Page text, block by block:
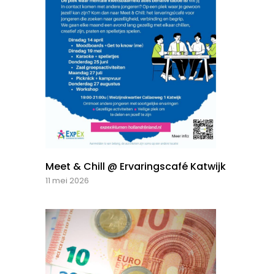
Meet & Chill @ Ervaringscafé Katwijk
11 mei 2026